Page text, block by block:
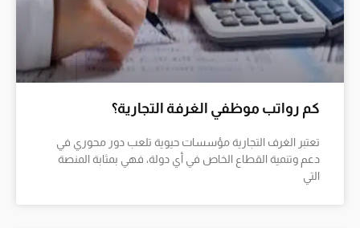
كم رواتب موظفي الغرفة التجارية؟
تعتبر الغرف التجارية مؤسسات حيوية تلعب دور محوري في
دعم وتنمية القطاع الخاص في أي دولة، فهي بمثابة المنصة
التي